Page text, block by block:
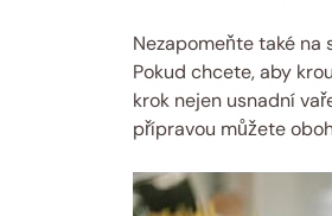
Nezapomeňte také
Pokud chcete, aby
krok nejen usnadní
přípravou můžete